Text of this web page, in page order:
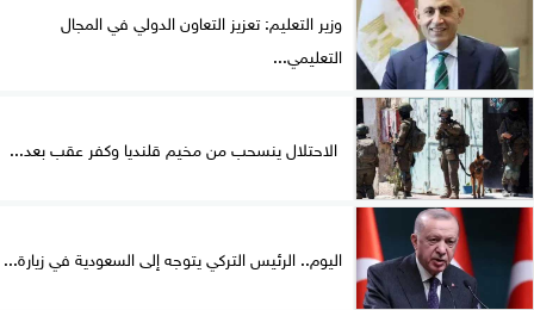
وزير التعليم: تعزيز التعاون الدولي في المجال
التعليمي...
الاحتلال ينسحب من مخيم قلنديا وكفر عقب بعد...
اليوم.. الرئيس التركي يتوجه إلى السعودية في زيارة...